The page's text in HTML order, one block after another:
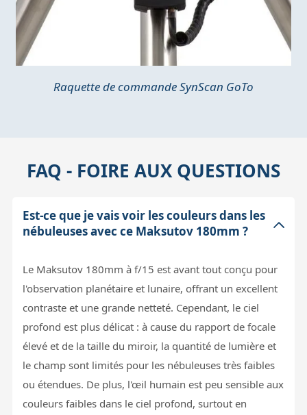
Raquette de commande SynScan GoTo
FAQ - FOIRE AUX QUESTIONS
Est-ce que je vais voir les couleurs dans les
nébuleuses avec ce Maksutov 180mm ?
Le Maksutov 180mm à f/15 est avant tout conçu pour
l'observation planétaire et lunaire, offrant un excellent
contraste et une grande netteté. Cependant, le ciel
profond est plus délicat : à cause du rapport de focale
élevé et de la taille du miroir, la quantité de lumière et
le champ sont limités pour les nébuleuses très faibles
ou étendues. De plus, l'œil humain est peu sensible aux
couleurs faibles dans le ciel profond, surtout en